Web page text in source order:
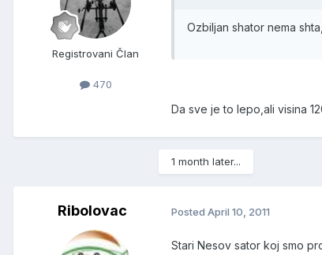
Registrovani Član
470
Ozbiljan shator nema
Da sve je to lepo,ali visina
1 month later...
Ribolovac Posted April 10, 2011
Stari Nesov sator koj smo